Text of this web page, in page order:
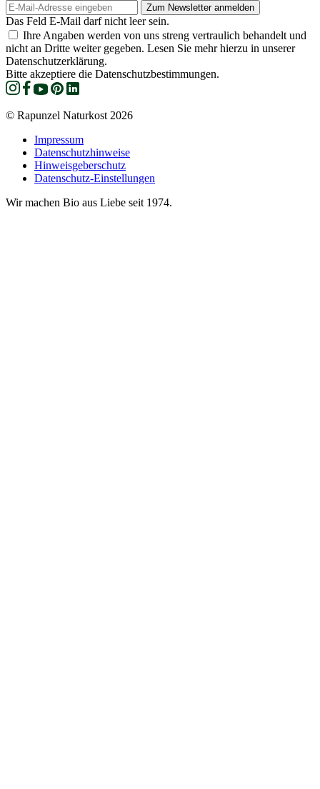
Das Feld E-Mail darf nicht leer sein.
Ihre Angaben werden von uns streng vertraulich behandelt und
nicht an Dritte weiter gegeben. Lesen Sie mehr hierzu in unserer
Datenschutzerklärung.
Bitte akzeptiere die Datenschutzbestimmungen.
© Rapunzel Naturkost 2026
Impressum
Datenschutzhinweise
Hinweisgeberschutz
Datenschutz-Einstellungen
Wir machen Bio aus Liebe seit 1974.